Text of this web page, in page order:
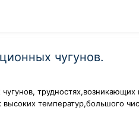
чугунов.
высоких температур,большого